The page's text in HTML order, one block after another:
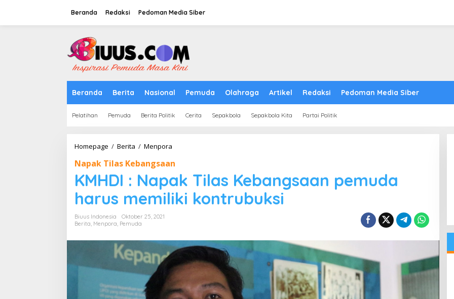
Beranda Redaksi Pedoman Media Siber
Beranda Berita Nasional Pemuda Olahraga Artikel Redaksi Pedoman Media Siber
Pelatihan Pemuda Berita Politik Cerita Sepakbola Sepakbola Kita Partai Politik
Homepage / Berita / Menpora
Napak
Tilas
Kebangsaan
pemuda
harus
Napak Tilas Kebangsaan
KMHDI : Napak Tilas Kebangsaan pemuda
harus memiliki kontrubuksi
Biuus Indonesia
Oktober 25, 2021
Berita, Menpora, Pemuda